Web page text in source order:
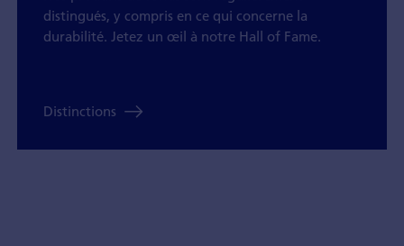
distingués, y compris en ce qui concerne la
durabilité. Jetez un œil à notre Hall of Fame.
Distinctions